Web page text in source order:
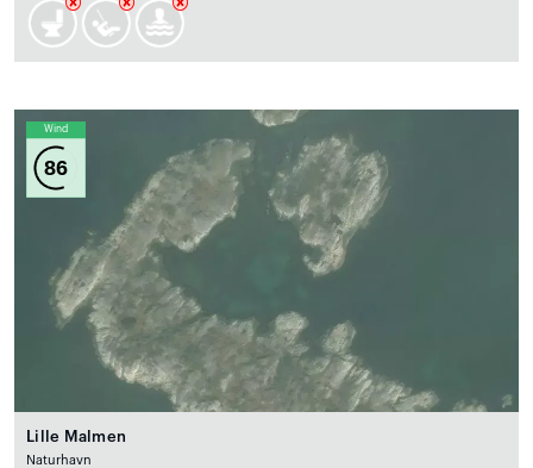
Wind
86
Lille Malmen
Naturhavn